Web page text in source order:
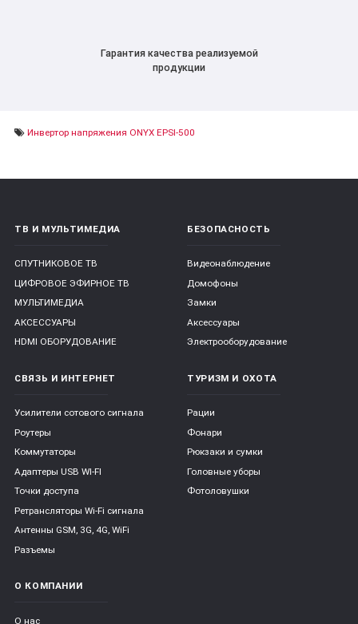
Гарантия качества реализуемой
продукции
Инвертор напряжения ONYX EPSI-500
ТВ И МУЛЬТИМЕДИА
СПУТНИКОВОЕ ТВ
ЦИФРОВОЕ ЭФИРНОЕ ТВ
МУЛЬТИМЕДИА
АКСЕССУАРЫ
HDMI ОБОРУДОВАНИЕ
БЕЗОПАСНОСТЬ
Видеонаблюдение
Домофоны
Замки
Аксессуары
Электрооборудование
СВЯЗЬ И ИНТЕРНЕТ
Усилители сотового сигнала
Роутеры
Коммутаторы
Адаптеры USB WI-FI
Точки доступа
Ретрансляторы Wi-Fi сигнала
Антенны GSM, 3G, 4G, WiFi
Разъемы
ТУРИЗМ И ОХОТА
Рации
Фонари
Рюкзаки и сумки
Головные уборы
Фотоловушки
О КОМПАНИИ
О нас